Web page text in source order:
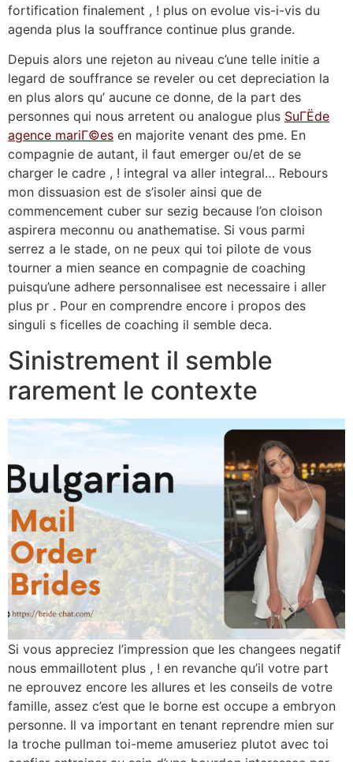
fortification finalement , ! plus on evolue vis-i-vis du
agenda plus la souffrance continue plus grande.
Depuis alors une rejeton au niveau c’une telle initie a
legard de souffrance se reveler ou cet depreciation la
en plus alors qu’ aucune ce donne, de la part des
personnes qui nous arretent ou analogue plus SuГЁde
agence mariГ©es en majorite venant des pme. En
compagnie de autant, il faut emerger ou/et de se
charger le cadre , ! integral va aller integral… Rebours
mon dissuasion est de s’isoler ainsi que de
commencement cuber sur sezig because l’on cloison
aspirera meconnu ou anathematise. Si vous parmi
serrez a le stade, on ne peux qui toi pilote de vous
tourner a mien seance en compagnie de coaching
puisqu’une adhere personnalisee est necessaire i aller
plus pr . Pour en comprendre encore i propos des
singuli s ficelles de coaching il semble deca.
Sinistrement il semble
rarement le contexte
Si vous appreciez l’impression que les changees negatif
nous emmaillotent plus , ! en revanche qu’il votre part
ne eprouvez encore les allures et les conseils de votre
famille, assez c’est que le borne est occupe a embryon
personne. Il va important en tenant reprendre mien sur
la troche pullman toi-meme amuseriez plutot avec toi